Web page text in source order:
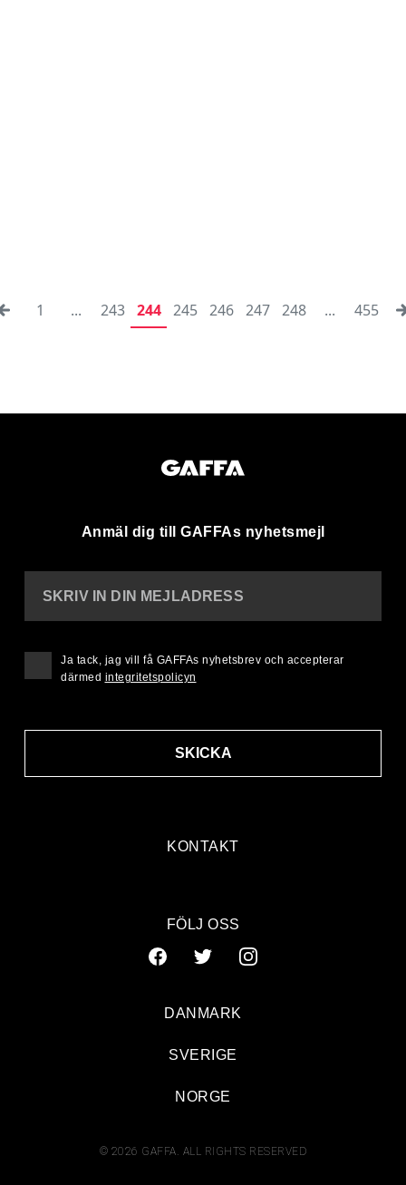
1 ... 243 244 245 246 247 248 ... 455
Anmäl dig till GAFFAs nyhetsmejl
KONTAKT
SKRIV IN DIN MEJLADRESS
SKICKA
Ja tack, jag vill få GAFFAs nyhetsbrev och accepterar
därmed integritetspolicyn
FÖLJ OSS
© 2026 GAFFA. ALL RIGHTS RESERVED
DANMARK
SVERIGE
NORGE